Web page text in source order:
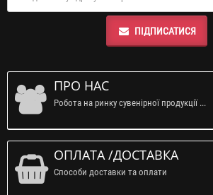
ПІДПИСАТИСЯ
ПРО НАС
Робота на ринку сувенірної продукції ...
ОПЛАТА /ДОСТАВКА
Способи доставки та оплати